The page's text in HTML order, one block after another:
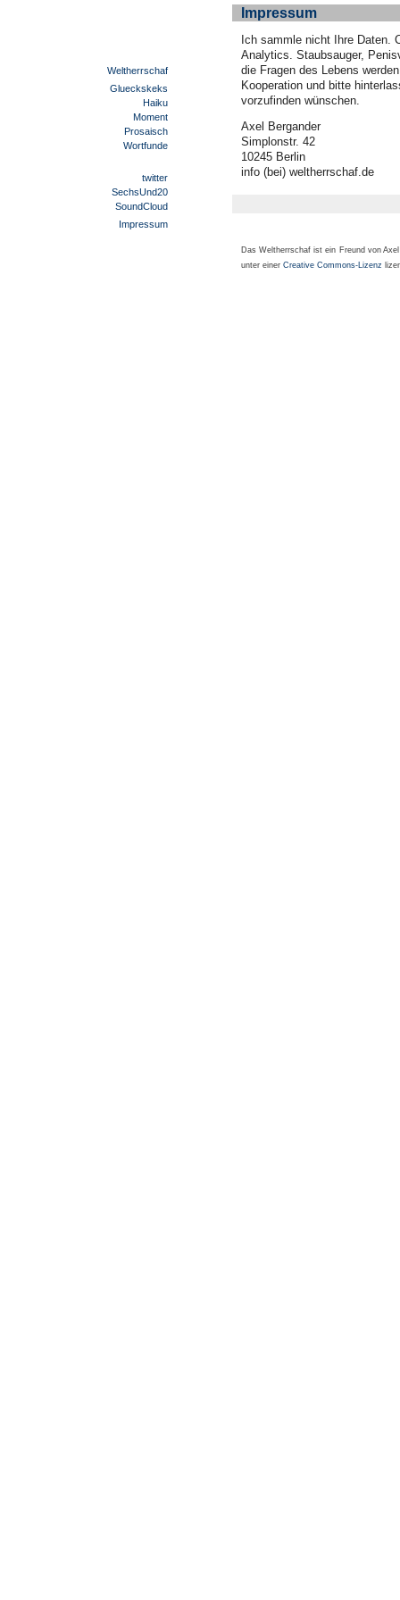
Weltherrschaf
Glueckskeks
Haiku
Moment
Prosaisch
Wortfunde
twitter
SechsUnd20
SoundCloud
Impressum
Impressum
Ich sammle nicht Ihre Daten.
Analytics. Staubsauger,
die Fragen des Lebens
Kooperation und bitte
vorzufinden wünschen.
Axel Bergander
Simplonstr. 42
10245 Berlin
info (bei) weltherrschaf.de
Das Weltherrschaf ist ein Freund von
unter einer Creative Commons-Lizenz